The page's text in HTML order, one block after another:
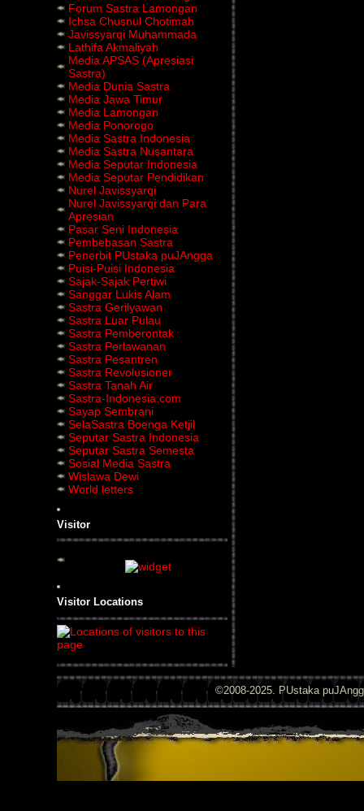
Forum Sastra Lamongan
Ichsa Chusnul Chotimah
Javissyarqi Muhammada
Lathifa Akmaliyah
Media APSAS (Apresiasi
Sastra)
Media Dunia Sastra
Media Jawa Timur
Media Lamongan
Media Ponorogo
Media Sastra Indonesia
Media Sastra Nusantara
Media Seputar Indonesia
Media Seputar Pendidikan
Nurel Javissyarqi
Nurel Javissyarqi dan Para
Apresian
Pasar Seni Indonesia
Pembebasan Sastra
Penerbit PUstaka puJAngga
Puisi-Puisi Indonesia
Sajak-Sajak Pertiwi
Sanggar Lukis Alam
Sastra Gerilyawan
Sastra Luar Pulau
Sastra Pemberontak
Sastra Perlawanan
Sastra Pesantren
Sastra Revolusioner
Sastra Tanah Air
Sastra-Indonesia.com
Sayap Sembrani
SelaSastra Boenga Ketjil
Seputar Sastra Indonesia
Seputar Sastra Semesta
Sosial Media Sastra
Wislawa Dewi
World letters
Visitor
Visitor Locations
©2008-2025. PUstaka